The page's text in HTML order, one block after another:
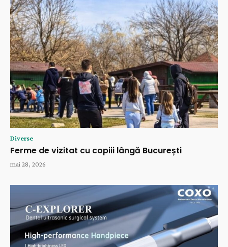
Diverse
Ferme de vizitat cu copiii lângă București
mai 28, 2026